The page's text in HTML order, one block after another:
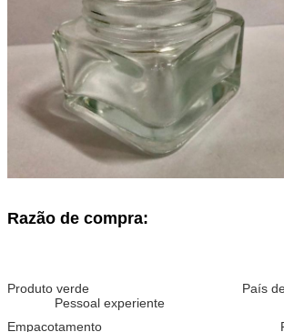
Razão de compra:
Produto verde País
Pessoal experiente